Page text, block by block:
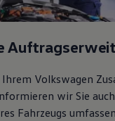
Volkswagen
wir Sie
Fahrzeugs